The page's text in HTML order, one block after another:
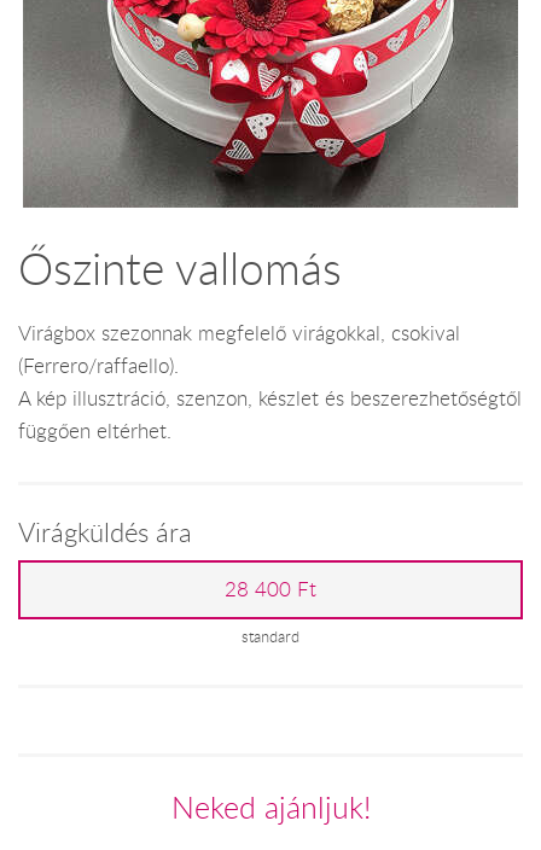
Őszinte vallomás
Virágbox szezonnak megfelelő virágokkal, csokival
(Ferrero/raffaello).
A kép illusztráció, szenzon, készlet és beszerezhetőségtől
függően eltérhet.
Virágküldés ára
28 400 Ft
standard
Neked ajánljuk!